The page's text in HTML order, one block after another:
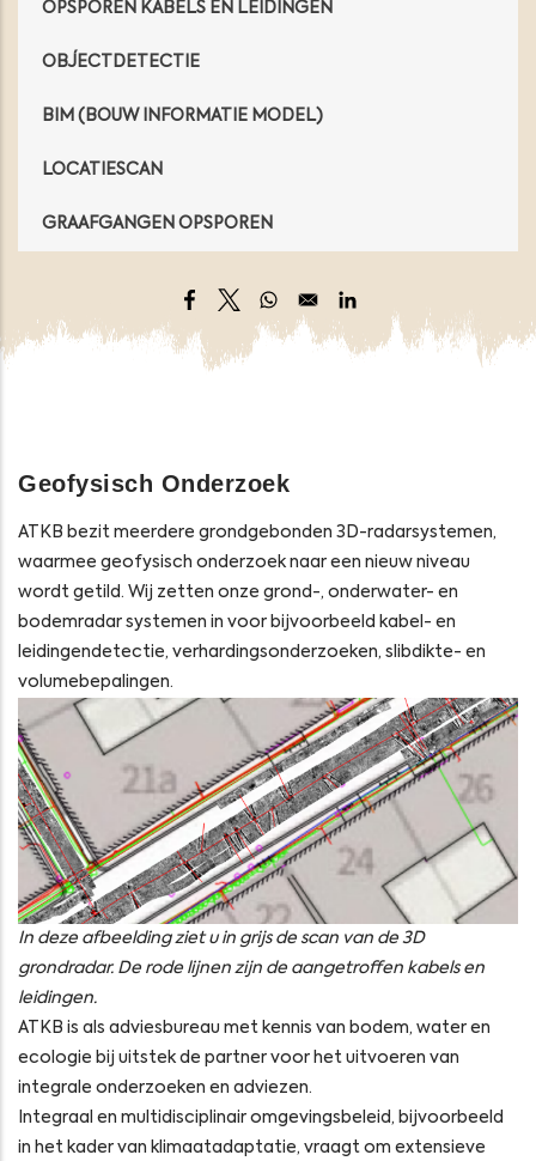
OPSPOREN KABELS EN LEIDINGEN
OBJECTDETECTIE
BIM (BOUW INFORMATIE MODEL)
LOCATIESCAN
GRAAFGANGEN OPSPOREN
Opens in a new window
Opens in a new window
Opens in a new window
Opens in a new window
Geofysisch Onderzoek
ATKB bezit meerdere grondgebonden 3D-radarsystemen,
waarmee geofysisch onderzoek naar een nieuw niveau
wordt getild. Wij zetten onze grond-, onderwater- en
bodemradar systemen in voor bijvoorbeeld kabel- en
leidingendetectie, verhardingsonderzoeken, slibdikte- en
volumebepalingen.
In deze afbeelding ziet u in grijs de scan van de 3D
grondradar. De rode lijnen zijn de aangetroffen kabels en
leidingen.
ATKB is als adviesbureau met kennis van bodem, water en
ecologie bij uitstek de partner voor het uitvoeren van
integrale onderzoeken en adviezen.
Integraal en multidisciplinair omgevingsbeleid, bijvoorbeeld
in het kader van klimaatadaptatie, vraagt om extensieve